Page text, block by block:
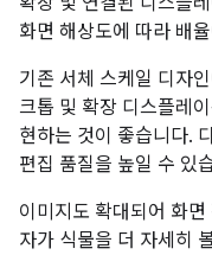
화면 해상도에 따라 배
기존 서체 스케일 디자
크톱 및 확장 디스플레
현하는 것이 좋습니다.
편집 품질을 높일 수 있
이미지도 확대되어 화
자가 식물을 더 자세히